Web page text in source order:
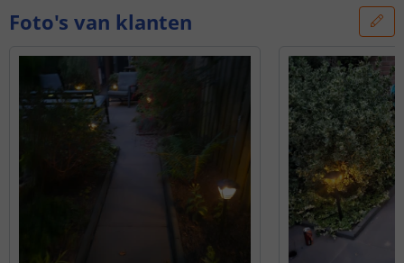
Foto's van klanten